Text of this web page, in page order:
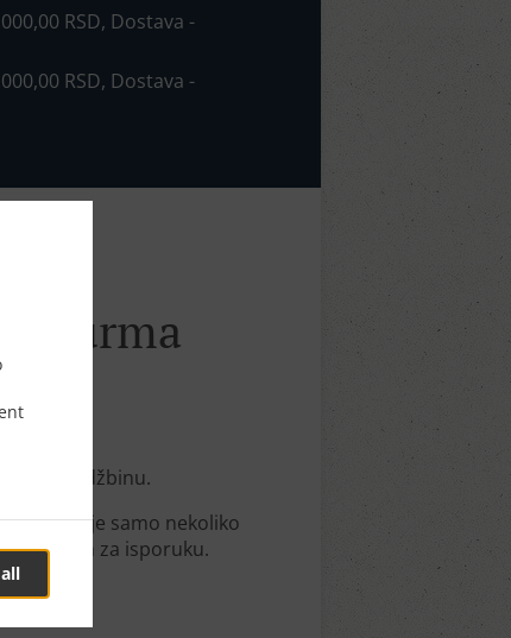
RSD, Dostava -
RSD, Dostava -
porudžbinu.
je samo nekoliko
za isporuku.